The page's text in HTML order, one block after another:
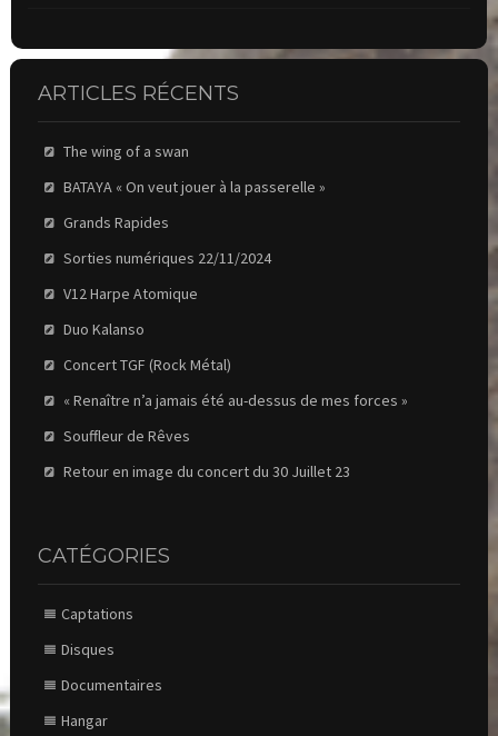
ARTICLES RÉCENTS
The wing of a swan
BATAYA « On veut jouer à la passerelle »
Grands Rapides
Sorties numériques 22/11/2024
V12 Harpe Atomique
Duo Kalanso
Concert TGF (Rock Métal)
« Renaître n’a jamais été au-dessus de mes forces »
Souffleur de Rêves
Retour en image du concert du 30 Juillet 23
CATÉGORIES
Captations
Disques
Documentaires
Hangar